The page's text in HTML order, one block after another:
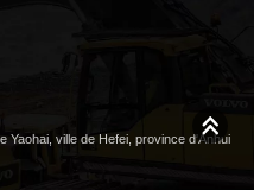
Yaohai, ville de Hefei, province d'Anhui